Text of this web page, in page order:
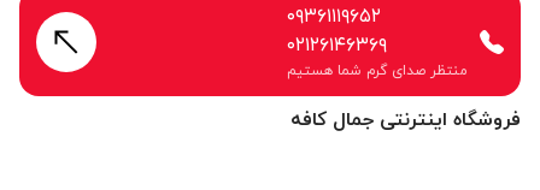
فروشگاه اینترنتی جمال کافه
۰۹۳۶۱۱۱۹۶۵۲
۰۲۱۲۶۱۴۶۳۶۹
منتظر صدای گرم شما هستیم